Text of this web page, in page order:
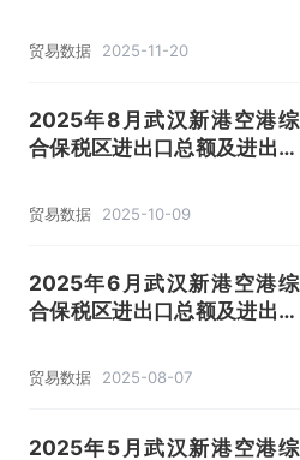
贸易数据 2025-11-20
2025年8月武汉新港空港综
合保税区进出口总额及进出口
贸易数据 2025-10-09
2025年6月武汉新港空港综
合保税区进出口总额及进出口
贸易数据 2025-08-07
2025年5月武汉新港空港综